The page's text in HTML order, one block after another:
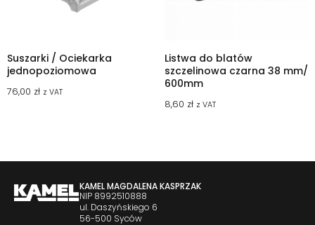
Suszarki / Ociekarka
jednopoziomowa
76,00 zł z VAT
Listwa do blatów
szczelinowa czarna 38 mm/
600mm
8,60 zł z VAT
KAMEL MAGDALENA KASPRZAK
NIP 8992510888
ul. Daszyńskiego 6
56-500 Syców